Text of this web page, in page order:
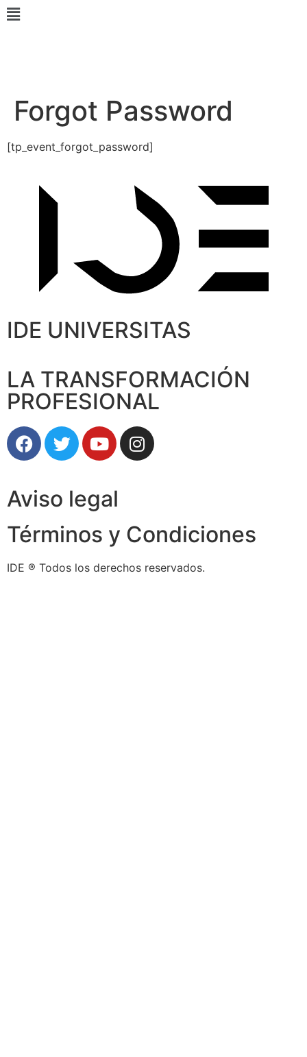
Forgot Password
[tp_event_forgot_password]
IDE UNIVERSITAS
LA TRANSFORMACIÓN
PROFESIONAL
Aviso legal
Términos y Condiciones
IDE ® Todos los derechos reservados.